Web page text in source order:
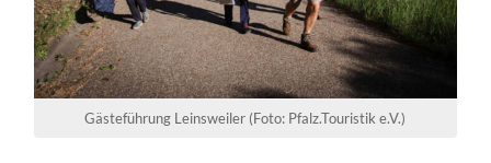
Gästeführung Leinsweiler (Foto: Pfalz.Touristik e.V.)